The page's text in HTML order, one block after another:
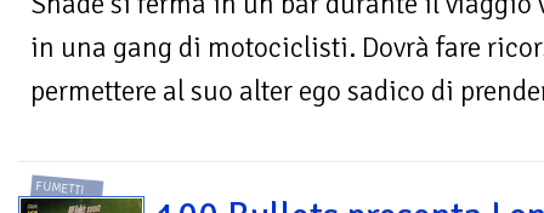
in una gang di motociclisti. Dovrà fare
permettere al suo alter ego sadico di
FUMETTI